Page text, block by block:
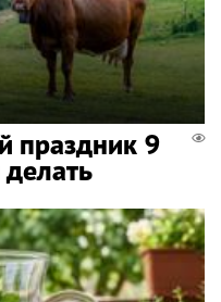
праздник 9
делать